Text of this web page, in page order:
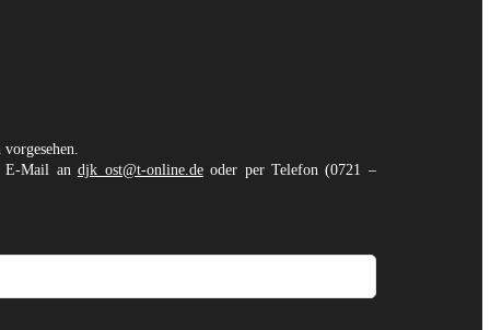
E-Mail an djk_ost@t-online.deoder per Telefon (0721 –